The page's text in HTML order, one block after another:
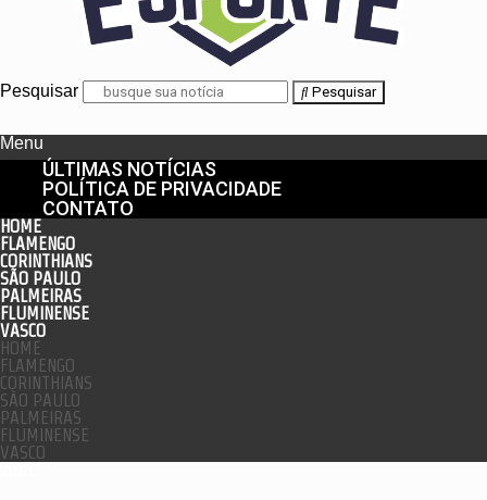
Pesquisar Pesquisar
Menu
ÚLTIMAS NOTÍCIAS
POLÍTICA DE PRIVACIDADE
CONTATO
HOME
FLAMENGO
CORINTHIANS
SÃO PAULO
PALMEIRAS
FLUMINENSE
VASCO
HOME
FLAMENGO
CORINTHIANS
SÃO PAULO
PALMEIRAS
FLUMINENSE
VASCO